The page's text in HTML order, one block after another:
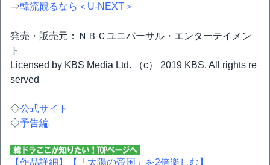
⇒韓流観るなら＜U-NEXT＞
発売・販売元：ＮＢＣユニバーサル・エンターテイメン
ト
Licensed by KBS Media Ltd. （c） 2019 KBS. All rights re
served
◇公式サイト
◇予告編
【作品詳細】 【「太陽の帝国」を2倍楽しむ】